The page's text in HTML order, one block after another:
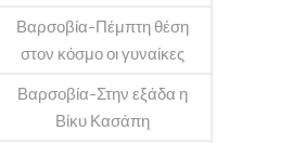
Βαρσοβία-Πέμπτη θέση
στον κόσμο οι γυναίκες
Βαρσοβία-Στην εξάδα η
Βίκυ Κασάπη